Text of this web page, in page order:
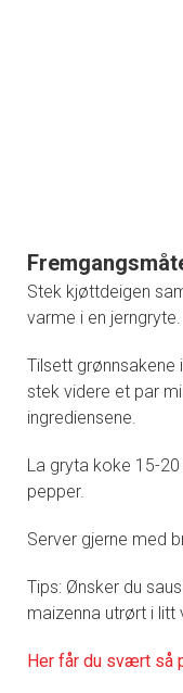
Stek kjøttdeigen
varme i en jerngryte.
Tilsett
stek videre et par
ingrediensene.
La gryta koke 15-
pepper.
Server gjerne med
Tips: Ønsker du
maizenna utrørt i litt
Her får du svært så